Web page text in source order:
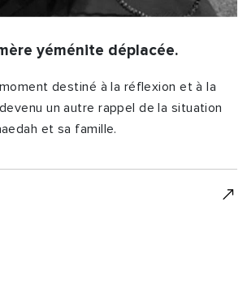
yéménite déplacée.
destiné à la réflexion et à la
un autre rappel de la situation
et sa famille.